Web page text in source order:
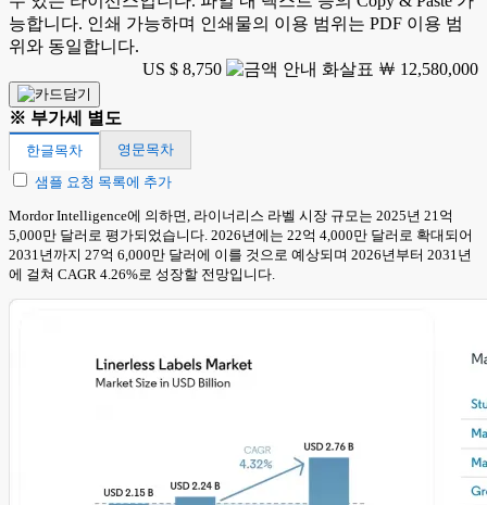
능합니다. 인쇄 가능하며 인쇄물의 이용 범위는 PDF 이용 범
위와 동일합니다.
US $ 8,750
￦ 12,580,000
※ 부가세 별도
한글목차
영문목차
샘플 요청 목록에 추가
Mordor Intelligence에 의하면, 라이너리스 라벨 시장 규모는 2025년 21억
5,000만 달러로 평가되었습니다. 2026년에는 22억 4,000만 달러로 확대되어
2031년까지 27억 6,000만 달러에 이를 것으로 예상되며 2026년부터 2031년
에 걸쳐 CAGR 4.26%로 성장할 전망입니다.